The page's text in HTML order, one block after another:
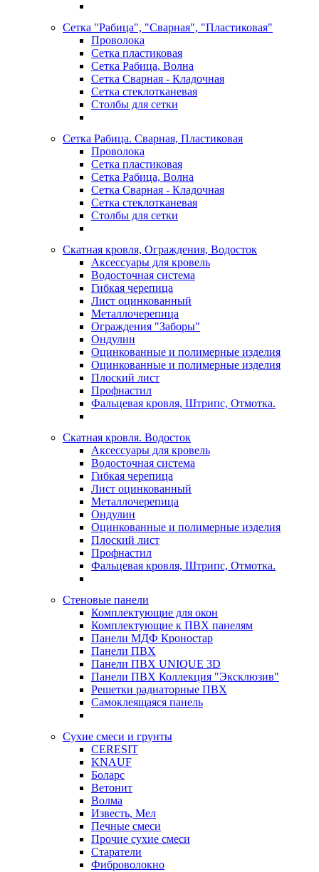
Сетка "Рабица", "Сварная", "Пластиковая"
Проволока
Сетка пластиковая
Сетка Рабица, Волна
Сетка Сварная - Кладочная
Сетка стеклотканевая
Столбы для сетки
Сетка Рабица. Сварная, Пластиковая
Проволока
Сетка пластиковая
Сетка Рабица, Волна
Сетка Сварная - Кладочная
Сетка стеклотканевая
Столбы для сетки
Скатная кровля, Ограждения, Водосток
Аксессуары для кровель
Водосточная система
Гибкая черепица
Лист оцинкованный
Металлочерепица
Ограждения "Заборы"
Ондулин
Оцинкованные и полимерные изделия
Оцинкованные и полимерные изделия
Плоский лист
Профнастил
Фальцевая кровля, Штрипс, Отмотка.
Скатная кровля. Водосток
Аксессуары для кровель
Водосточная система
Гибкая черепица
Лист оцинкованный
Металлочерепица
Ондулин
Оцинкованные и полимерные изделия
Плоский лист
Профнастил
Фальцевая кровля, Штрипс, Отмотка.
Стеновые панели
Комплектующие для окон
Комплектующие к ПВХ панелям
Панели МДФ Кроностар
Панели ПВХ
Панели ПВХ UNIQUE 3D
Панели ПВХ Коллекция "Эксклюзив"
Решетки радиаторные ПВХ
Самоклеящаяся панель
Сухие смеси и грунты
CERESIT
KNAUF
Боларс
Ветонит
Волма
Известь, Мел
Печные смеси
Прочие сухие смеси
Старатели
Фиброволокно